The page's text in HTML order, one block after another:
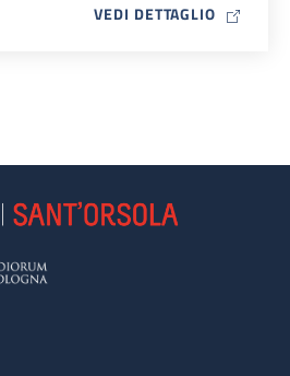
VEDI DETTAGLIO MAP ICON